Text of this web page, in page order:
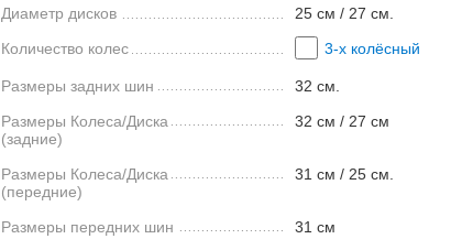
Диаметр дисков
25 см / 27 см.
Количество колес
3-х колёсный
Размеры задних шин
32 см.
Размеры Колеса/Диска
(задние)
32 см / 27 см
Размеры Колеса/Диска
(передние)
31 см / 25 см.
Размеры передних шин
31 см